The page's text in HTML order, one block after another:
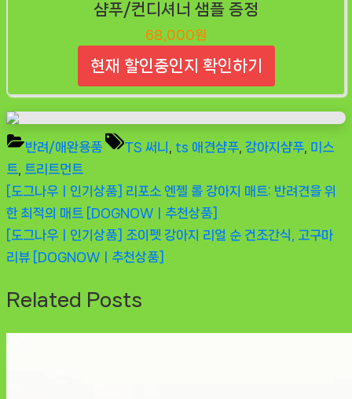
샴푸/컨디셔너 샘플 증정
68,000원
현재 할인중인지 확인하기
반려/애완용품 Tags:
TS 써니 ts 애견샴푸 강아지샴푸 미스
트
트리트먼트
글
탐
색
Previous
Post:
[도그나우ㅣ인기상품] 리포소 엔젤 롤 강아지 매트: 반려견을 위
한 최적의 매트 [DOGNOWㅣ추천상품]
Next
Post:
[도그나우ㅣ인기상품] 조이펫 강아지 리얼 순 건조간식, 고구마
리뷰 [DOGNOWㅣ추천상품]
Related Posts